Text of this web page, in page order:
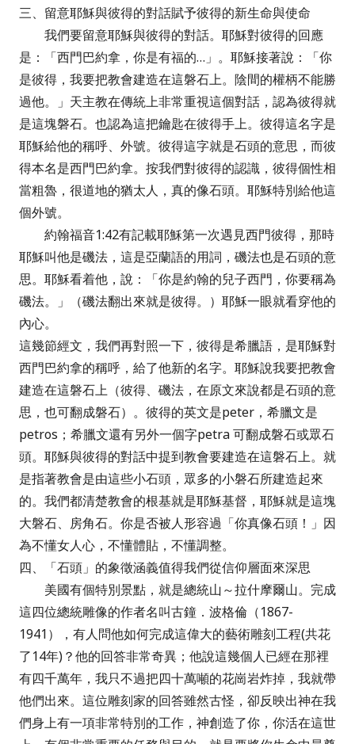
三、留意耶穌與彼得的對話賦予彼得的新生命與使命
我們要留意耶穌與彼得的對話。耶穌對彼得的回應
是：「西門巴約拿，你是有福的…」。耶穌接著說：「你
是彼得，我要把教會建造在這磐石上。陰間的權柄不能勝
過他。」天主教在傳統上非常重視這個對話，認為彼得就
是這塊磐石。也認為這把鑰匙在彼得手上。彼得這名字是
耶穌給他的稱呼、外號。彼得這字就是石頭的意思，而彼
得本名是西門巴約拿。按我們對彼得的認識，彼得個性相
當粗魯，很道地的猶太人，真的像石頭。耶穌特別給他這
個外號。
約翰福音1:42有記載耶穌第一次遇見西門彼得，那時
耶穌叫他是磯法，這是亞蘭語的用詞，磯法也是石頭的意
思。耶穌看着他，說：「你是約翰的兒子西門，你要稱為
磯法。」（磯法翻出來就是彼得。）耶穌一眼就看穿他的
內心。
這幾節經文，我們再對照一下，彼得是希臘語，是耶穌對
西門巴約拿的稱呼，給了他新的名字。耶穌說我要把教會
建造在這磐石上（彼得、磯法，在原文來說都是石頭的意
思，也可翻成磐石）。彼得的英文是peter，希臘文是
petros；希臘文還有另外一個字petra 可翻成磐石或眾石
頭。耶穌與彼得的對話中提到教會要建造在這磐石上。就
是指著教會是由這些小石頭，眾多的小磐石所建造起來
的。我們都清楚教會的根基就是耶穌基督，耶穌就是這塊
大磐石、房角石。你是否被人形容過「你真像石頭！」因
為不懂女人心，不懂體貼，不懂調整。
四、「石頭」的象徵涵義值得我們從信仰層面來深思
美國有個特別景點，就是總統山～拉什摩爾山。完成
這四位總統雕像的作者名叫古鐘．波格倫（1867-
1941），有人問他如何完成這偉大的藝術雕刻工程(共花
了14年)？他的回答非常奇異；他說這幾個人已經在那裡
有四千萬年，我只不過把四十萬噸的花崗岩炸掉，我就帶
他們出來。這位雕刻家的回答雖然古怪，卻反映出神在我
們身上有一項非常特別的工作，神創造了你，你活在這世